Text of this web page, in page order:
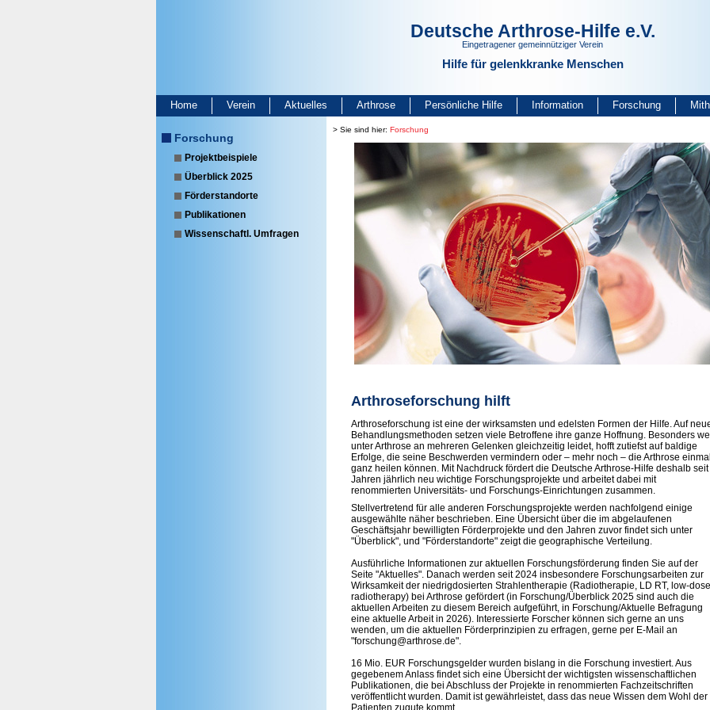
Deutsche Arthrose-Hilfe e.V.
Eingetragener gemeinnütziger Verein
Hilfe für gelenkkranke Menschen
Home Verein Aktuelles Arthrose Persönliche Hilfe Information Forschung
Forschung
Projektbeispiele
Überblick 2025
Förderstandorte
Publikationen
Wissenschaftl. Umfragen
> Sie sind hier: Forschung
Arthroseforschung hilft
Arthroseforschung ist eine der wirksamsten und edelsten Formen der Hilfe. Auf
Behandlungsmethoden setzen viele Betroffene ihre ganze Hoffnung. Besonders
unter Arthrose an mehreren Gelenken gleichzeitig leidet, hofft zutiefst auf baldige
Erfolge, die seine Beschwerden vermindern oder – mehr noch – die Arthrose einmal
ganz heilen können. Mit Nachdruck fördert die Deutsche Arthrose-Hilfe deshalb seit
Jahren jährlich neu wichtige Forschungsprojekte und arbeitet dabei mit
renommierten Universitäts- und Forschungs-Einrichtungen zusammen.
Stellvertretend für alle anderen Forschungsprojekte werden nachfolgend einige
ausgewählte näher beschrieben. Eine Übersicht über die im abgelaufenen
Geschäftsjahr bewilligten Förderprojekte und den Jahren zuvor findet sich unter
"Überblick", und "Förderstandorte" zeigt die geographische Verteilung.
Ausführliche Informationen zur aktuellen Forschungsförderung finden Sie auf der
Seite "Aktuelles". Danach werden seit 2024 insbesondere Forschungsarbeiten zur
Wirksamkeit der niedrigdosierten Strahlentherapie (Radiotherapie, LD RT, low-dose
radiotherapy) bei Arthrose gefördert (in Forschung/Überblick 2025 sind auch die
aktuellen Arbeiten zu diesem Bereich aufgeführt, in Forschung/Aktuelle Befragung
eine aktuelle Arbeit in 2026). Interessierte Forscher können sich gerne an uns
wenden, um die aktuellen Förderprinzipien zu erfragen, gerne per E-Mail an
"forschung@arthrose.de".
16 Mio. EUR Forschungsgelder wurden bislang in die Forschung investiert. Aus
gegebenem Anlass findet sich eine Übersicht der wichtigsten wissenschaftlichen
Publikationen, die bei Abschluss der Projekte in renommierten Fachzeitschriften
veröffentlicht wurden. Damit ist gewährleistet, dass das neue Wissen dem Wohl der
Patienten zugute kommt.